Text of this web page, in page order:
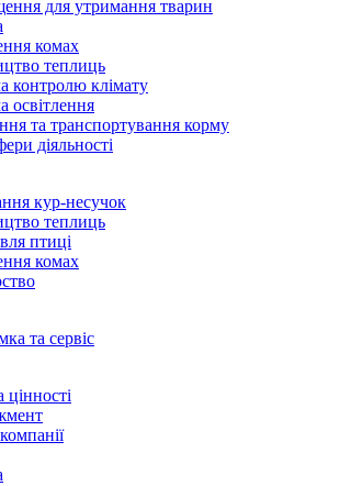
для утримання тварин
комах
теплиць
контролю клімату
освітлення
та транспортування корму
діяльності
кур-несучок
теплиць
птиці
комах
та сервіс
цінності